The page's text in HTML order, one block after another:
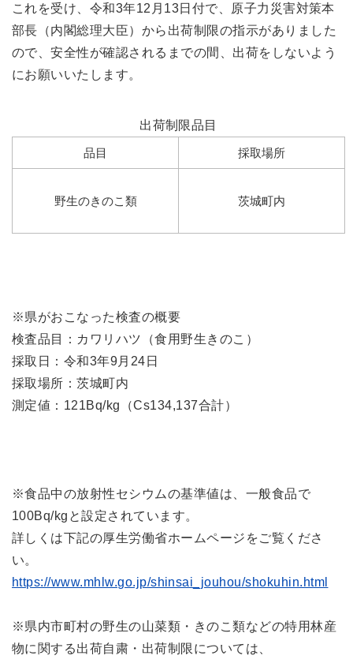
これを受け、令和3年12月13日付で、原子力災害対策本
部長（内閣総理大臣）から出荷制限の指示がありました
ので、安全性が確認されるまでの間、出荷をしないよう
にお願いいたします。
出荷制限品目
品目 採取場所
野生のきのこ類 茨城町内
※県がおこなった検査の概要
検査品目：カワリハツ（食用野生きのこ）
採取日：令和3年9月24日
採取場所：茨城町内
測定値：121Bq/kg（Cs134,137合計）
※食品中の放射性セシウムの基準値は、一般食品で
100Bq/kgと設定されています。
詳しくは下記の厚生労働省ホームページをご覧くださ
い。
https://www.mhlw.go.jp/shinsai_jouhou/shokuhin.html
※県内市町村の野生の山菜類・きのこ類などの特用林産
物に関する出荷自粛・出荷制限については、